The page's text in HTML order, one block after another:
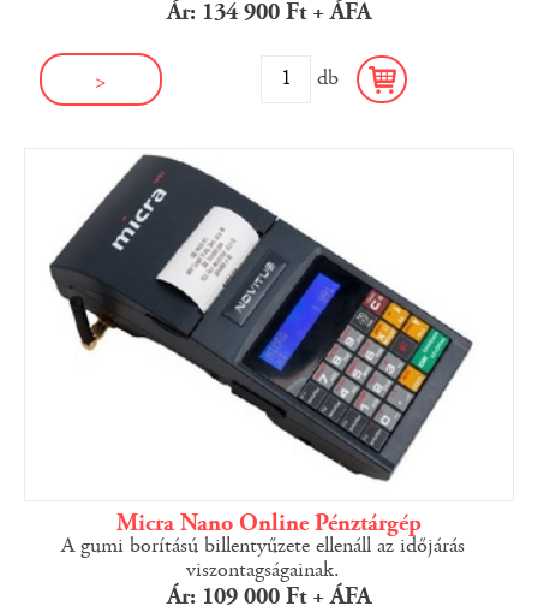
Ár: 134 900 Ft + ÁFA
> db
Micra Nano Online Pénztárgép
A gumi borítású billentyűzete ellenáll az időjárás
viszontagságainak.
Ár: 109 000 Ft + ÁFA